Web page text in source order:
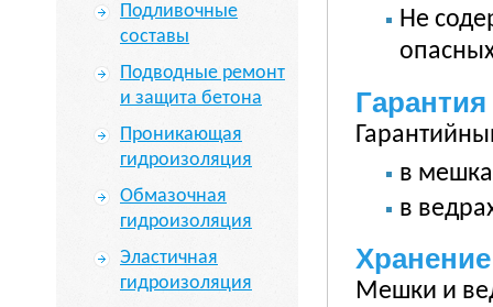
Подливочные
составы
Подводные ремонт
и защита бетона
Проникающая
гидроизоляция
Обмазочная
гидроизоляция
Эластичная
гидроизоляция
Не
в
в
Хранение
Мешки и